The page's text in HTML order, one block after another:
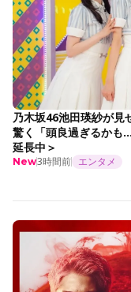
乃木坂46池田瑛紗が見
驚く「頭良過ぎるかも
延長中＞
New3時間前 エンタメ